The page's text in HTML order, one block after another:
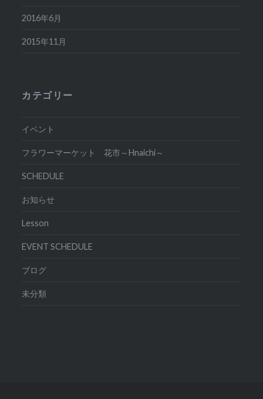
2016年6月
2015年11月
カテゴリー
イベント
フラワーマーケット 花市～Hnaichi～
SCHEDULE
お知らせ
Lesson
EVENT SCHEDULE
ブログ
未分類